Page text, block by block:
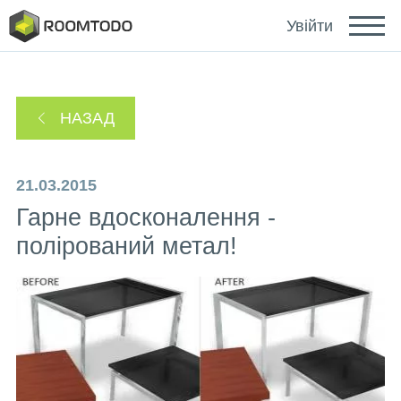
Зайти за допомогою
Посилання для відновлення пароля надіслано
Увійти
НАЗАД
21.03.2015
Гарне вдосконалення -
полірований метал!